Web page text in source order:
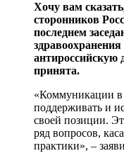
Хочу вам
сторонников
последнем
антироссийскую
принята.
«Коммуникации
поддерживать и
своей позиции.
ряд вопросов,
практики», –